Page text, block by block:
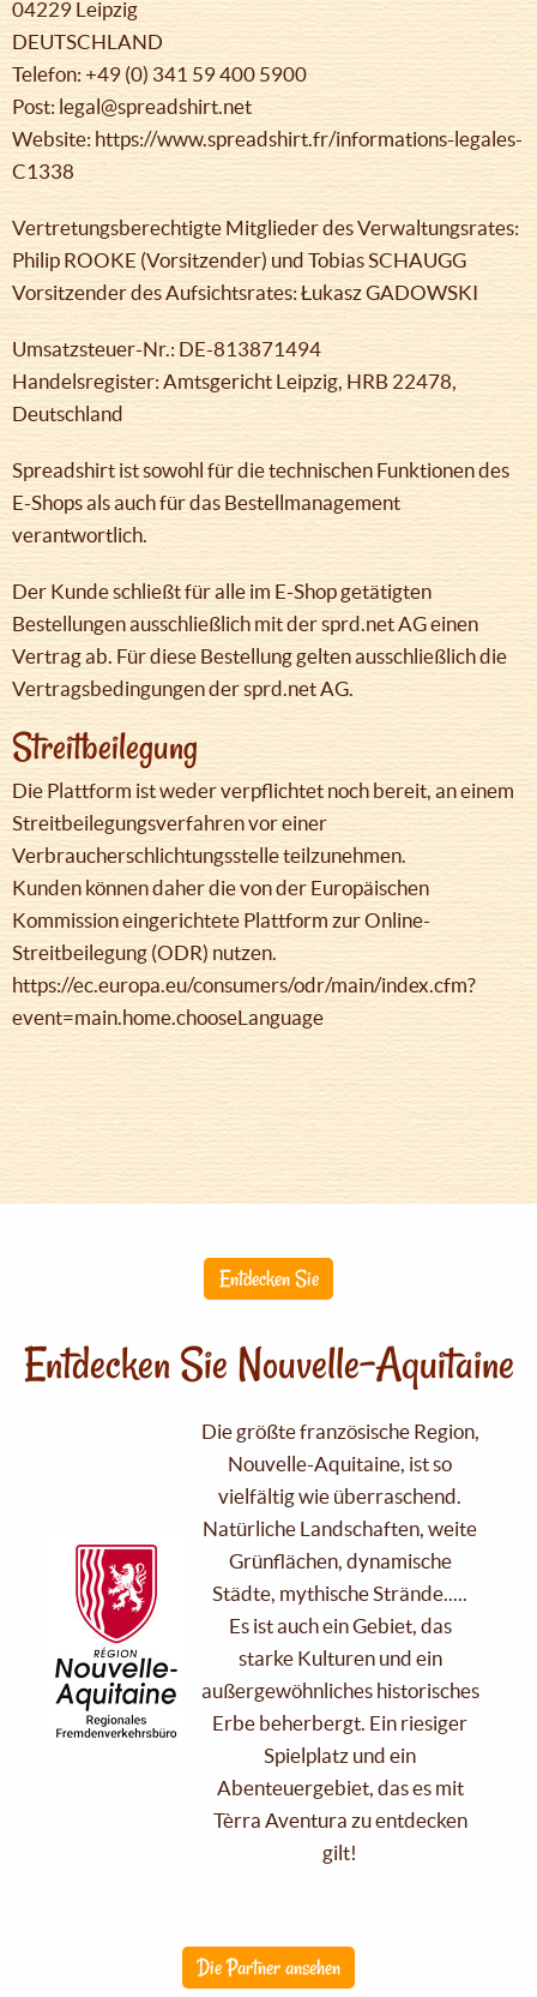
04229 Leipzig
DEUTSCHLAND
Telefon: +49 (0) 341 59 400 5900
Post: legal@spreadshirt.net
Website: https://www.spreadshirt.fr/informations-legales-
C1338
Vertretungsberechtigte Mitglieder des Verwaltungsrates:
Philip ROOKE (Vorsitzender) und Tobias SCHAUGG
Vorsitzender des Aufsichtsrates: Łukasz GADOWSKI
Umsatzsteuer-Nr.: DE-813871494
Handelsregister: Amtsgericht Leipzig, HRB 22478,
Deutschland
Spreadshirt ist sowohl für die technischen Funktionen des
E-Shops als auch für das Bestellmanagement
verantwortlich.
Der Kunde schließt für alle im E-Shop getätigten
Bestellungen ausschließlich mit der sprd.net AG einen
Vertrag ab. Für diese Bestellung gelten ausschließlich die
Vertragsbedingungen der sprd.net AG.
Streitbeilegung
Die Plattform ist weder verpflichtet noch bereit, an einem
Streitbeilegungsverfahren vor einer
Verbraucherschlichtungsstelle teilzunehmen.
Kunden können daher die von der Europäischen
Kommission eingerichtete Plattform zur Online-
Streitbeilegung (ODR) nutzen.
https://ec.europa.eu/consumers/odr/main/index.cfm?
event=main.home.chooseLanguage
Entdecken Sie
Entdecken Sie Nouvelle-Aquitaine
Die größte französische Region,
Nouvelle-Aquitaine, ist so
vielfältig wie überraschend.
Natürliche Landschaften, weite
Grünflächen, dynamische
Städte, mythische Strände.....
Es ist auch ein Gebiet, das
starke Kulturen und ein
außergewöhnliches historisches
Erbe beherbergt. Ein riesiger
Spielplatz und ein
Abenteuergebiet, das es mit
Tèrra Aventura zu entdecken
gilt!
Die Partner ansehen